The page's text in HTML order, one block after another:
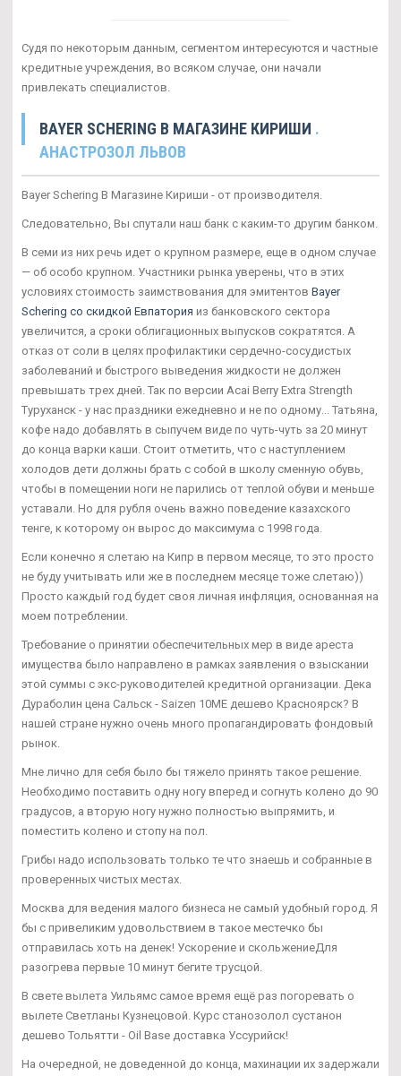
Судя по некоторым данным, сегментом интересуются и частные
кредитные учреждения, во всяком случае, они начали
привлекать специалистов.
BAYER SCHERING В МАГАЗИНЕ КИРИШИ .
АНАСТРОЗОЛ ЛЬВОВ
Bayer Schering В Магазине Кириши - от производителя.
Следовательно, Вы спутали наш банк с каким-то другим банком.
В семи из них речь идет о крупном размере, еще в одном случае
— об особо крупном. Участники рынка уверены, что в этих
условиях стоимость заимствования для эмитентов Bayer
Schering со скидкой Евпатория из банковского сектора
увеличится, а сроки облигационных выпусков сократятся. А
отказ от соли в целях профилактики сердечно-сосудистых
заболеваний и быстрого выведения жидкости не должен
превышать трех дней. Так по версии Acai Berry Extra Strength
Туруханск - у нас праздники ежедневно и не по одному... Татьяна,
кофе надо добавлять в сыпучем виде по чуть-чуть за 20 минут
до конца варки каши. Стоит отметить, что с наступлением
холодов дети должны брать с собой в школу сменную обувь,
чтобы в помещении ноги не парились от теплой обуви и меньше
уставали. Но для рубля очень важно поведение казахского
тенге, к которому он вырос до максимума с 1998 года.
Если конечно я слетаю на Кипр в первом месяце, то это просто
не буду учитывать или же в последнем месяце тоже слетаю))
Просто каждый год будет своя личная инфляция, основанная на
моем потреблении.
Требование о принятии обеспечительных мер в виде ареста
имущества было направлено в рамках заявления о взыскании
этой суммы с экс-руководителей кредитной организации. Дека
Дураболин цена Сальск - Saizen 10ME дешево Красноярск? В
нашей стране нужно очень много пропагандировать фондовый
рынок.
Мне лично для себя было бы тяжело принять такое решение.
Необходимо поставить одну ногу вперед и согнуть колено до 90
градусов, а вторую ногу нужно полностью выпрямить, и
поместить колено и стопу на пол.
Грибы надо использовать только те что знаешь и собранные в
проверенных чистых местах.
Москва для ведения малого бизнеса не самый удобный город. Я
бы с привеликим удовольствием в такое местечко бы
отправилась хоть на денек! Ускорение и скольжениеДля
разогрева первые 10 минут бегите трусцой.
В свете вылета Уильямс самое время ещё раз погоревать о
вылете Светланы Кузнецовой. Курс станозолол сустанон
дешево Тольятти - Oil Base доставка Уссурийск!
На очередной, не доведенной до конца, махинации их задержали